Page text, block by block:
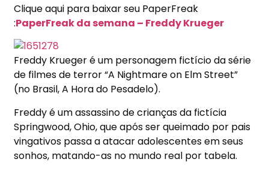
Clique aqui para baixar seu PaperFreak
:PaperFreak da semana – Freddy Krueger
Freddy Krueger é um personagem fictício da série
de filmes de terror “A Nightmare on Elm Street”
(no Brasil, A Hora do Pesadelo).
Freddy é um assassino de crianças da fictícia
Springwood, Ohio, que após ser queimado por pais
vingativos passa a atacar adolescentes em seus
sonhos, matando-as no mundo real por tabela.